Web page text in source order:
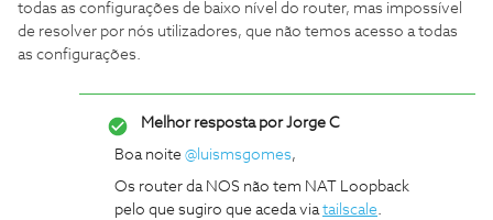
todas as configurações de baixo nível do router, mas impossível
de resolver por nós utilizadores, que não temos acesso a todas
as configurações.
Melhor resposta porJorge C
Boa noite ​ @luismsgomes,
Os router da NOS não tem NAT Loopback
pelo que sugiro que aceda viatailscale.